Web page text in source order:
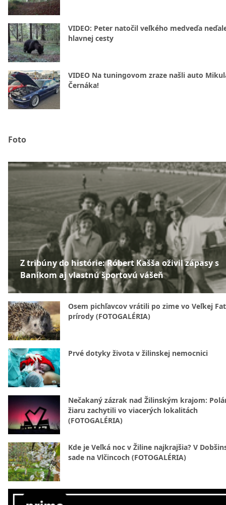
VIDEO: Peter natočil veľkého medveďa
hlavnej cesty
VIDEO Na tuningovom zraze našli auto
Černáka!
Foto
Z tribúny do histórie: Róbert Kašša oživil zápasy s
Baníkom aj vlastnú športovú vášeň
Osem pichľavcov vrátili po zime vo Veľkej
prírody (FOTOGALÉRIA)
Prvé dotyky života v žilinskej nemocnici
Nečakaný zázrak nad Žilinským krajom:
žiaru zachytili vo viacerých lokalitách
(FOTOGALÉRIA)
Kde je Veľká noc v Žiline najkrajšia? V
sade na Vlčincoch (FOTOGALÉRIA)